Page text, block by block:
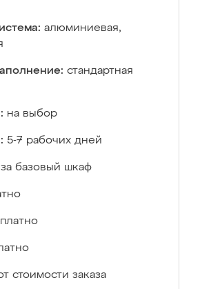
алюминиевая,
стандартная
на выбор
5-7 рабочих дней
за базовый шкаф
стоимости заказа